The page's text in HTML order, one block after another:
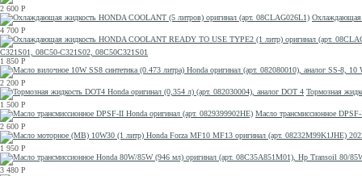
2 600 Р
Охлаждающая
4 700 Р
C321S01, 08C50-C321S02, 08C50C321S01
1 850 Р
2 200 Р
Тормозная
1 500 Р
Масло трансмиссионное
2 600 Р
1 950 Р
3 480 Р